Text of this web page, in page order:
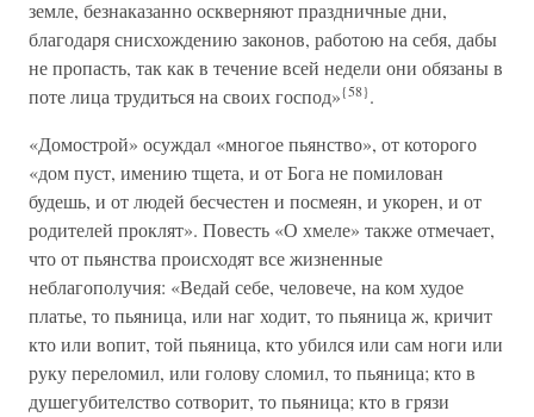
земле, безнаказанно оскверняют праздничные дни,
благодаря снисхождению законов, работою на себя, дабы
не пропасть, так как в течение всей недели они обязаны в
поте лица трудиться на своих господ»{58}.
«Домострой» осуждал «многое пьянство», от которого
«дом пуст, имению тщета, и от Бога не помилован
будешь, и от людей бесчестен и посмеян, и укорен, и от
родителей проклят». Повесть «О хмеле» также отмечает,
что от пьянства происходят все жизненные
неблагополучия: «Ведай себе, человече, на ком худое
платье, то пьяница, или наг ходит, то пьяница ж, кричит
кто или вопит, той пьяница, кто убился или сам ноги или
руку переломил, или голову сломил, то пьяница; кто в
душегубителство сотворит, то пьяница; кто в грязи